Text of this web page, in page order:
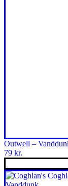
Outwell –
79 kr.